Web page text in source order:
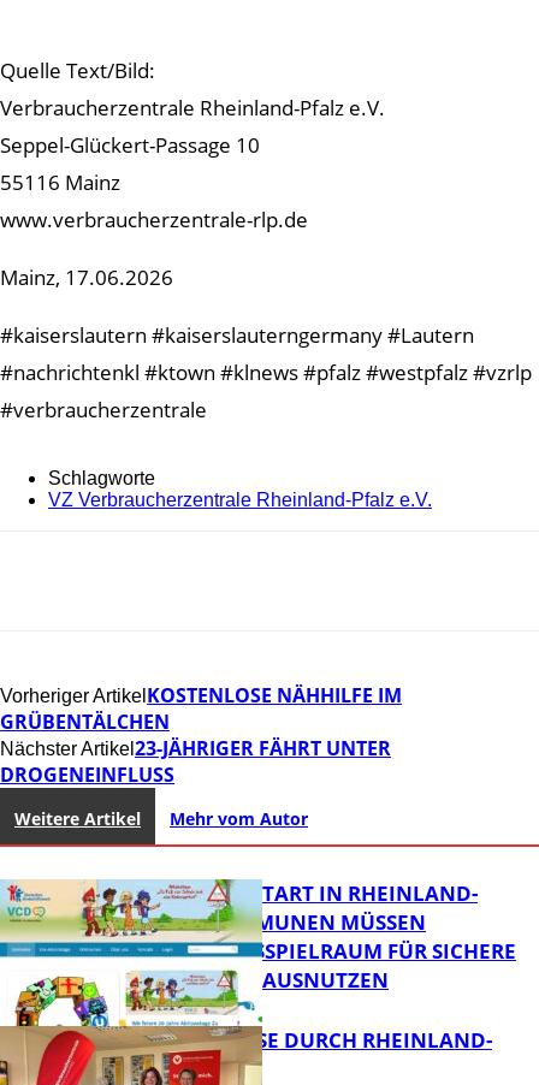
Quelle Text/Bild:
Verbraucherzentrale Rheinland-Pfalz e.V.
Seppel-Glückert-Passage 10
55116 Mainz
www.verbraucherzentrale-rlp.de
Mainz, 17.06.2026
#kaiserslautern #kaiserslauterngermany #Lautern
#nachrichtenkl #ktown #klnews #pfalz #westpfalz #vzrlp
#verbraucherzentrale
Schlagworte
VZ Verbraucherzentrale Rheinland-Pfalz e.V.
Vorheriger Artikel KOSTENLOSE NÄHHILFE IM
GRÜBENTÄLCHEN
Nächster Artikel 23-JÄHRIGER FÄHRT UNTER
DROGENEINFLUSS
Weitere Artikel Mehr vom Autor
FB News
ZUM SCHULSTART IN RHEINLAND-
PFALZ: KOMMUNEN MÜSSEN
HANDLUNGSSPIELRAUM FÜR SICHERE
SCHULWEGE AUSNUTZEN
SOMMERREISE DURCH RHEINLAND-
PFALZ